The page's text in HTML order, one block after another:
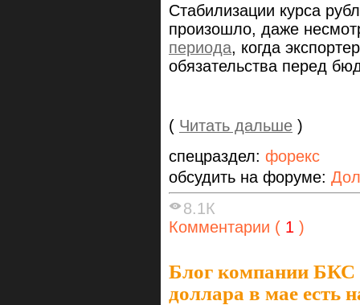
Стабилизации курса
произошло, даже
периода, когда
обязательства перед
( Читать дальше )
спецраздел: форекс
обсудить на форуме:
8.1К
Комментарии ( 1 )
Блог компании БКС
доллара в мае есть